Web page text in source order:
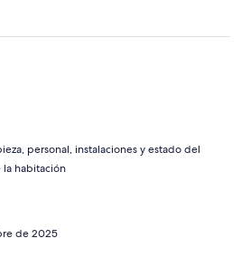
personal, instalaciones y estado del
habitación
de 2025